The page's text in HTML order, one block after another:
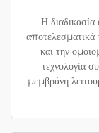
Η
αποτελεσματικά
και την
τεχνολογία
μεμβράνη